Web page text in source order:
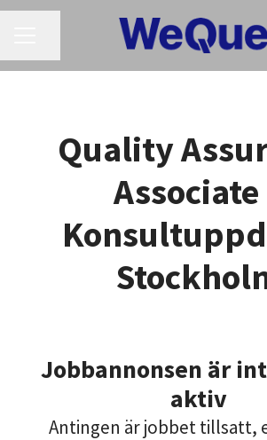
Quality
Associate
Jobbannonsen är
aktiv
Antingen är jobbet tillsatt,